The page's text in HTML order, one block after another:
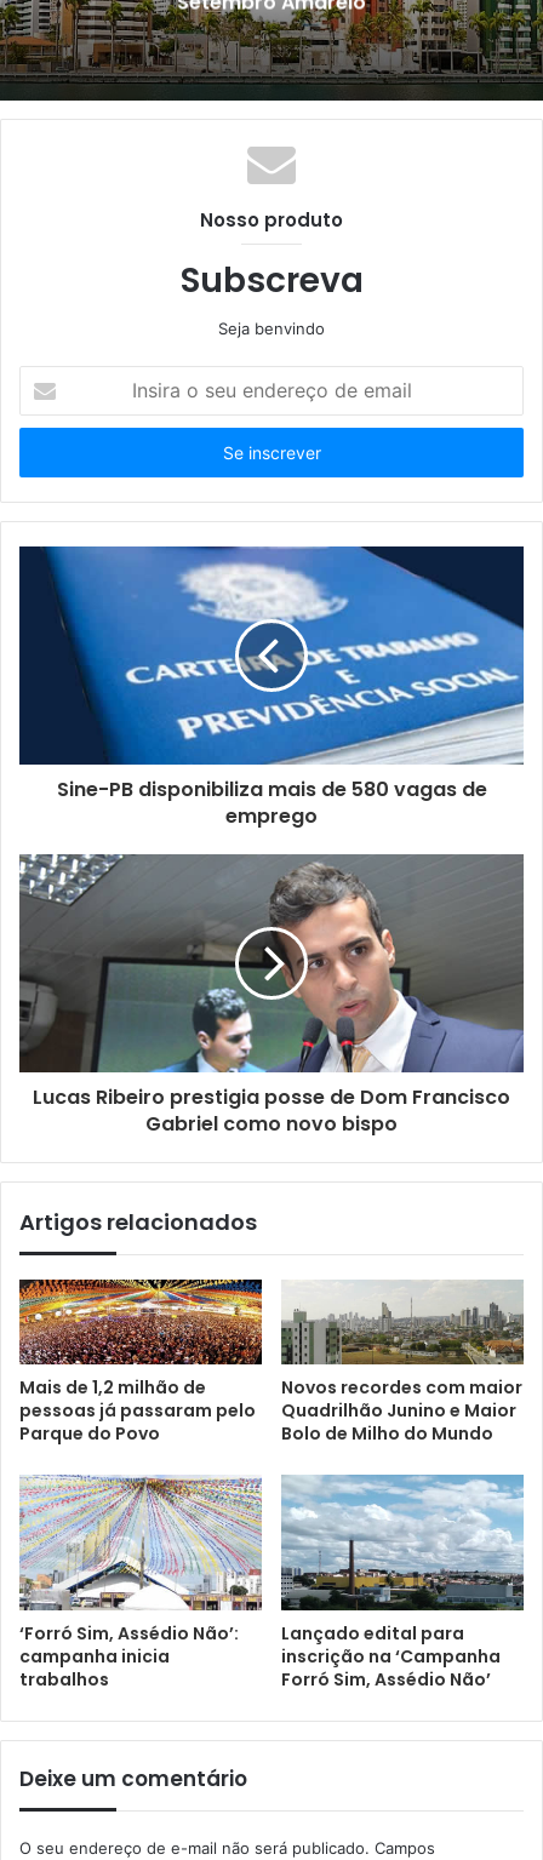
preparativos para o desfile cívico
Nosso produto
Subscreva
Seja benvindo
seu
de
email
Sine-PB disponibiliza mais de 580 vagas de
emprego
Lucas Ribeiro prestigia posse de Dom Francisco
Gabriel como novo bispo
Artigos relacionados
Mais de 1,2 milhão de
pessoas já passaram pelo
Parque do Povo
Novos recordes com maior
Quadrilhão Junino e Maior
Bolo de Milho do Mundo
‘Forró Sim, Assédio Não’:
campanha inicia
trabalhos
Lançado edital para
inscrição na ‘Campanha
Forró Sim, Assédio Não’
Deixe um comentário
O seu endereço de e-mail não será publicado. Campos